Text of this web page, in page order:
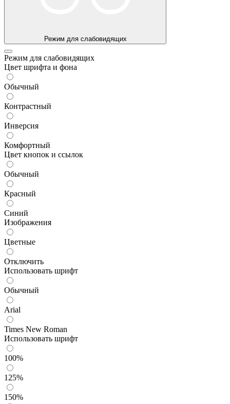
Режим для слабовидящих
Режим для слабовидящих
Цвет шрифта и фона
Обычный
Контрастный
Инверсия
Комфортный
Цвет кнопок и ссылок
Обычный
Красный
Синий
Изображения
Цветные
Отключить
Использовать шрифт
Обычный
Arial
Times New Roman
Использовать шрифт
100%
125%
150%